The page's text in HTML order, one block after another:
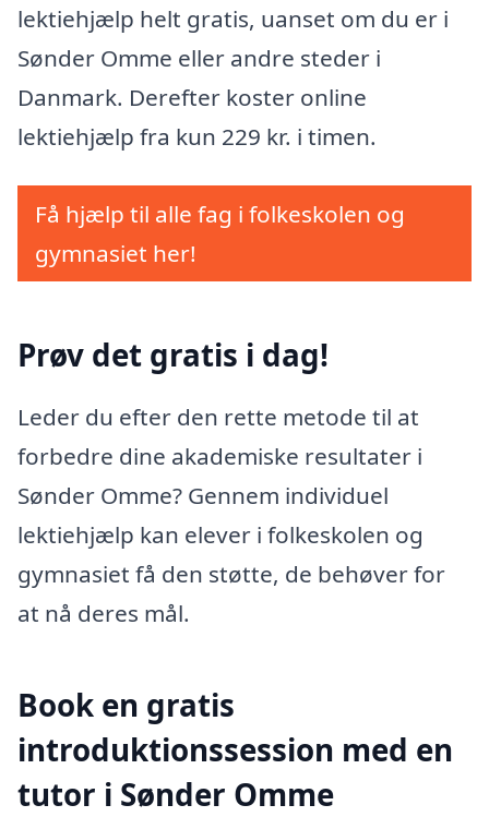
lektiehjælp helt gratis, uanset om du er i
Sønder Omme eller andre steder i
Danmark. Derefter koster online
lektiehjælp fra kun 229 kr. i timen.
Få hjælp til alle fag i folkeskolen og
gymnasiet her!
Prøv det gratis i dag!
Leder du efter den rette metode til at
forbedre dine akademiske resultater i
Sønder Omme? Gennem individuel
lektiehjælp kan elever i folkeskolen og
gymnasiet få den støtte, de behøver for
at nå deres mål.
Book en gratis
introduktionssession med en
tutor i Sønder Omme